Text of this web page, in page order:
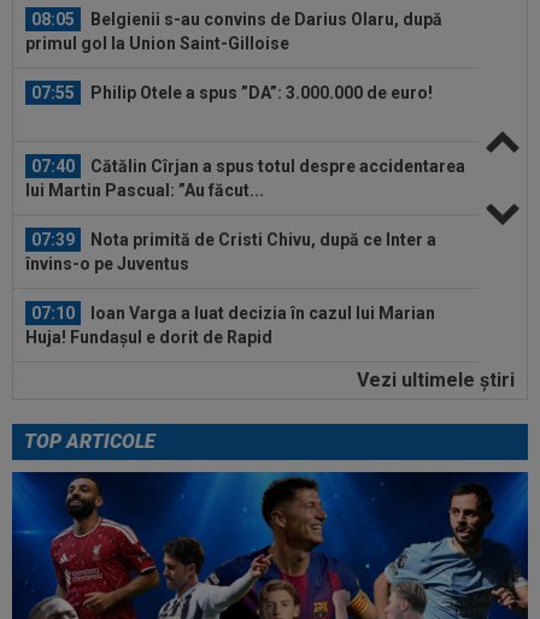
08:05
Belgienii s-au convins de Darius Olaru, după
primul gol la Union Saint-Gilloise
07:55 Philip Otele a spus ”DA”: 3.000.000 de euro!
07:40
Cătălin Cîrjan a spus totul despre accidentarea
lui Martin Pascual: ”Au făcut...
07:39
Nota primită de Cristi Chivu, după ce Inter a
învins-o pe Juventus
07:10
Ioan Varga a luat decizia în cazul lui Marian
Huja! Fundașul e dorit de Rapid
Reacția total neașteptată a lui Nuno Campos,
00:39
Florin Pîrvu a surprins pe toată lumea, după
umilința cu Dinamo
08:10
Noul transfer al lui Real Madrid l-a lăsat
”mască” la debut: Jose Mourinho...
08:05
Belgienii s-au convins de Darius Olaru, după
Vezi ultimele ştiri
TOP ARTICOLE